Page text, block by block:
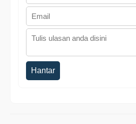
Hantar